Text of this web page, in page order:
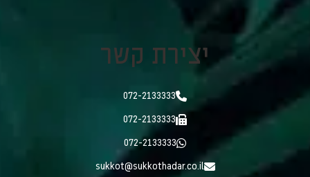
יצירת קשר
072-2133333
072-2133333
072-2133333
sukkot@sukkothadar.co.il